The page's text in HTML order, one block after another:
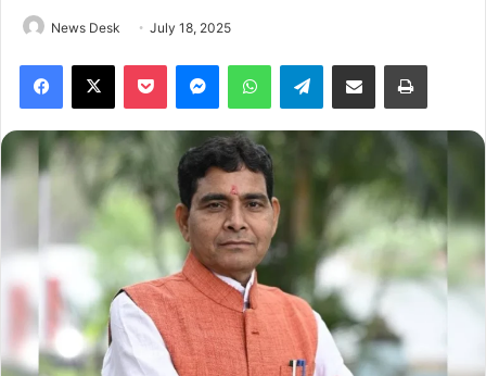
News Desk July 18, 2025
Telegram